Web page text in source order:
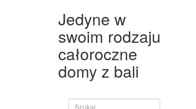
Jedyne w
swoim rodzaju
całoroczne
domy z bali